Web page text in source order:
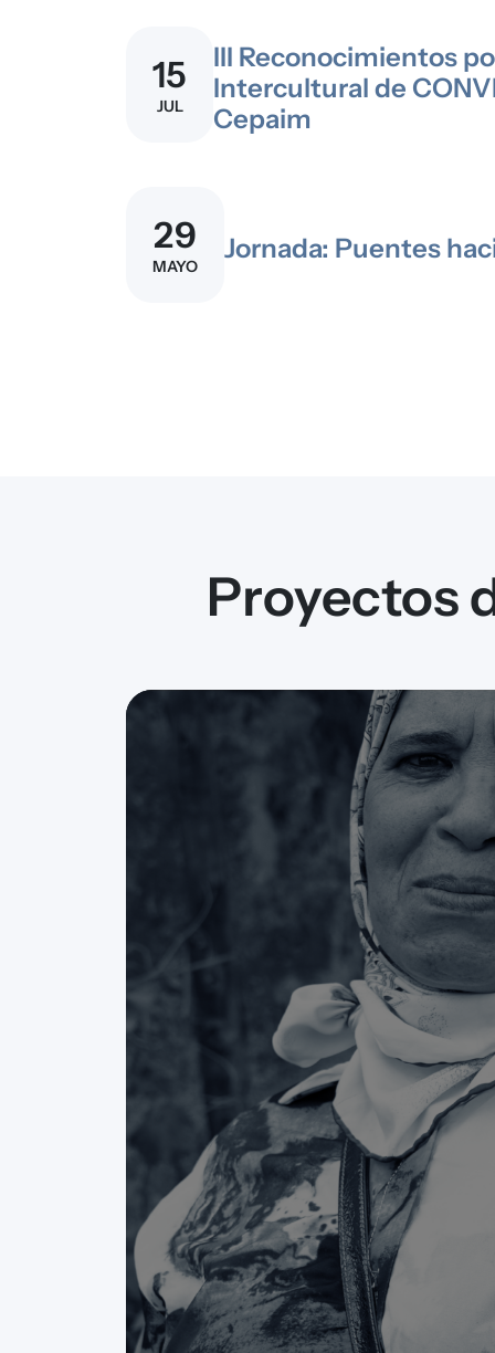
15
JUL
III Reconocimientos
Intercultural de
Cepaim
29
MAYO
Jornada: Puentes
Proyectos